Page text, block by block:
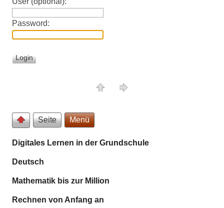
Password:
Seite Menü
Digitales Lernen in der Grundschule
Deutsch
Mathematik bis zur Million
Rechnen von Anfang an